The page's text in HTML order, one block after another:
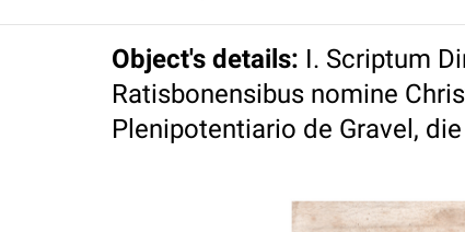
Object's details: I. Scriptum
Ratisbonensibus nomine
Plenipotentiario de Gravel,